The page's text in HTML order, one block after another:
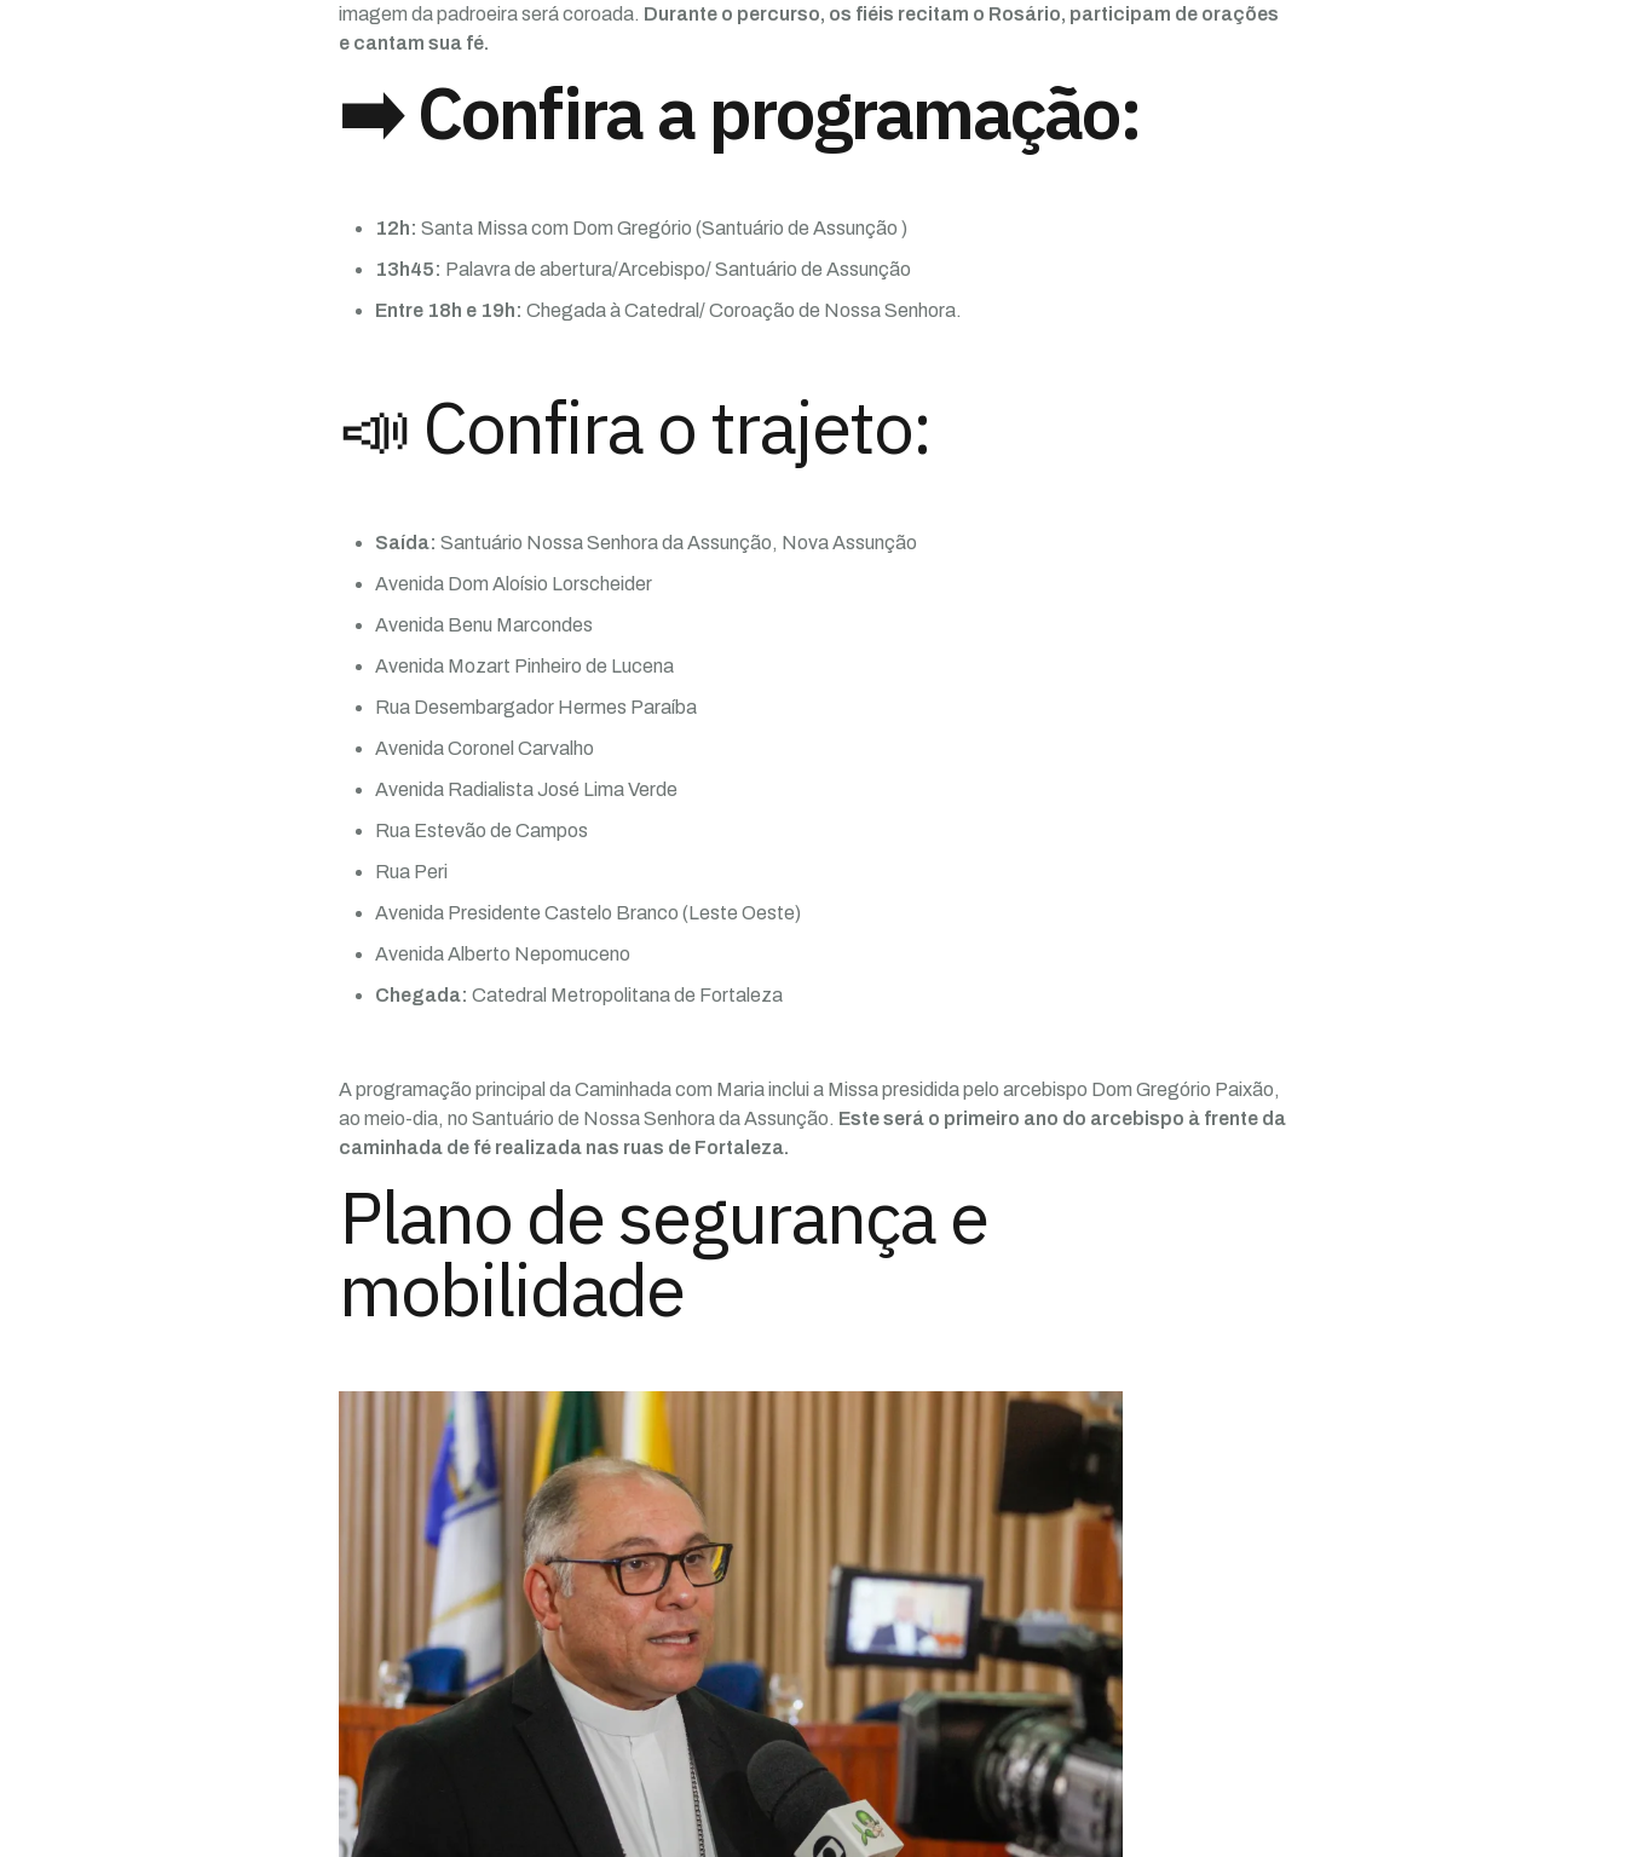
imagem da padroeira será coroada. Durante o percurso, os fiéis recitam o Rosário, participam de orações
e cantam sua fé.
➡️ Confira a programação:
12h: Santa Missa com Dom Gregório (Santuário de Assunção )
13h45: Palavra de abertura/Arcebispo/ Santuário de Assunção
Entre 18h e 19h: Chegada à Catedral/ Coroação de Nossa Senhora.
📣 Confira o trajeto:
Saída: Santuário Nossa Senhora da Assunção, Nova Assunção
Avenida Dom Aloísio Lorscheider
Avenida Benu Marcondes
Avenida Mozart Pinheiro de Lucena
Rua Desembargador Hermes Paraíba
Avenida Coronel Carvalho
Avenida Radialista José Lima Verde
Rua Estevão de Campos
Rua Peri
Avenida Presidente Castelo Branco (Leste Oeste)
Avenida Alberto Nepomuceno
Chegada: Catedral Metropolitana de Fortaleza
A programação principal da Caminhada com Maria inclui a Missa presidida pelo arcebispo Dom Gregório Paixão,
ao meio-dia, no Santuário de Nossa Senhora da Assunção. Este será o primeiro ano do arcebispo à frente da
caminhada de fé realizada nas ruas de Fortaleza.
Plano de segurança e
mobilidade